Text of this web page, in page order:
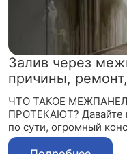
Залив через
причины,
ЧТО ТАКОЕ
ПРОТЕКАЮТ? Давайте
по сути, огромный